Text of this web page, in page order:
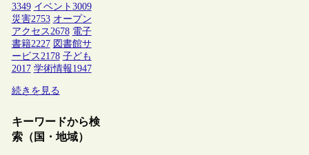
3349 イベント 3009
災害2753 オープン
アクセス 2678 電子
書籍2227 図書館サ
ービス 2178 子ども
2017 学術情報1947
続きを見る
キーワードから検
索（国・地域）